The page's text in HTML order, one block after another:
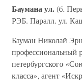
Баумана ул.(б.
РЭБ. Паралл. ул.
Бауман Николай
профессиональный
петербургского
класса», агент